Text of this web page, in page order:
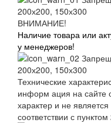
ВНИМАНИЕ!
Наличие товара или
у менеджеров!
Технические
информ ация на сайте
характер и не
соответствии с